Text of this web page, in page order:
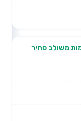
משולב סחיר